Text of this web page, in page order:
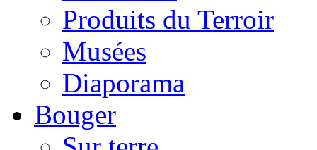
Produits du Terroir
Musées
Diaporama
Bouger